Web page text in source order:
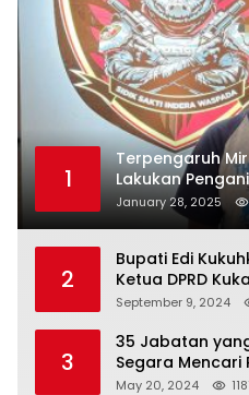
1
Terpengaruh
Lakukan
Sendiri
January 28, 2025
2
Bupati Edi
Ketua DPRD
Dengan Baik
September 9, 2024
3
35 Jabatan
Segara
May 20, 2024